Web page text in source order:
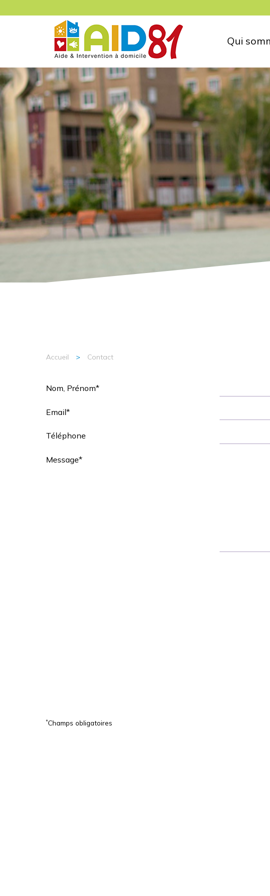
AID 81 Aide et Intervention à Domicile
Qui
Accueil > Contact
Nom, Prénom*
Email*
Téléphone
Message*
*Champs obligatoires